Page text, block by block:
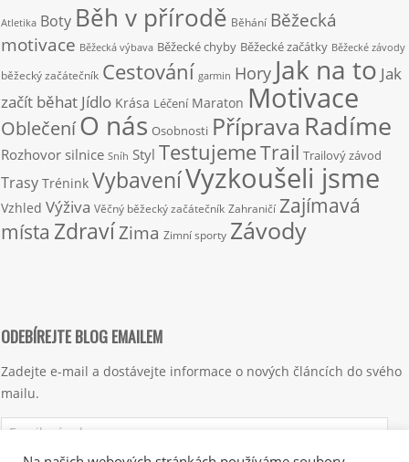
Atletika Boty Běh v přírodě Běhání Běžecká
motivace Běžecká výbava Běžecké chyby Běžecké začátky Běžecké závody
běžecký začátečník Cestování garmin Hory Jak na to Jak
začít běhat Jídlo Krása Léčení Maraton Motivace
OblečeníO nás Osobnosti Příprava Radíme
Rozhovor silnice Sníh Styl TestujemeTrail Trailový závod
Trasy Trénink VybaveníVyzkoušeli jsme
Vzhled Výživa Věčný běžecký začátečník Zahraničí Zajímavá
místa ZdravíZima Zimní sporty Závody
ODEBÍREJTE BLOG EMAILEM
Zadejte e-mail a dostávejte informace o nových článcích do svého
mailu.
Emailová